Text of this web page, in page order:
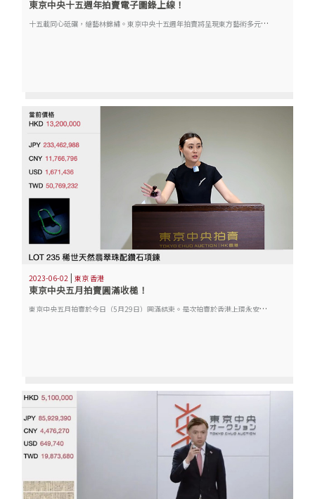
東京中央十五週年拍賣電子圖錄上線！
十
五載同心砥礪，繪藝林錦繡。東京中央十五週年拍賣將呈現東方藝術多元風貌，再現文化傳承的壯麗篇章。
2023-06-02 |東京 香港
東京中央五月拍賣圓滿收槌！
東
京中央五月拍賣於今日（5月29日）圓滿結束。是次拍賣於香港上環永安中心2601藝術空間舉行，共30多個專場呈獻逾700件珍品。其中「德不孤 必有鄰—日本藤井有鄰館舊藏稀寶專場」、「四海為家求真味 畫壇第一美食家—日本四川飯店名廚陳建民同一上款張大千作品專題」等多個專場喜獲白手套佳績。